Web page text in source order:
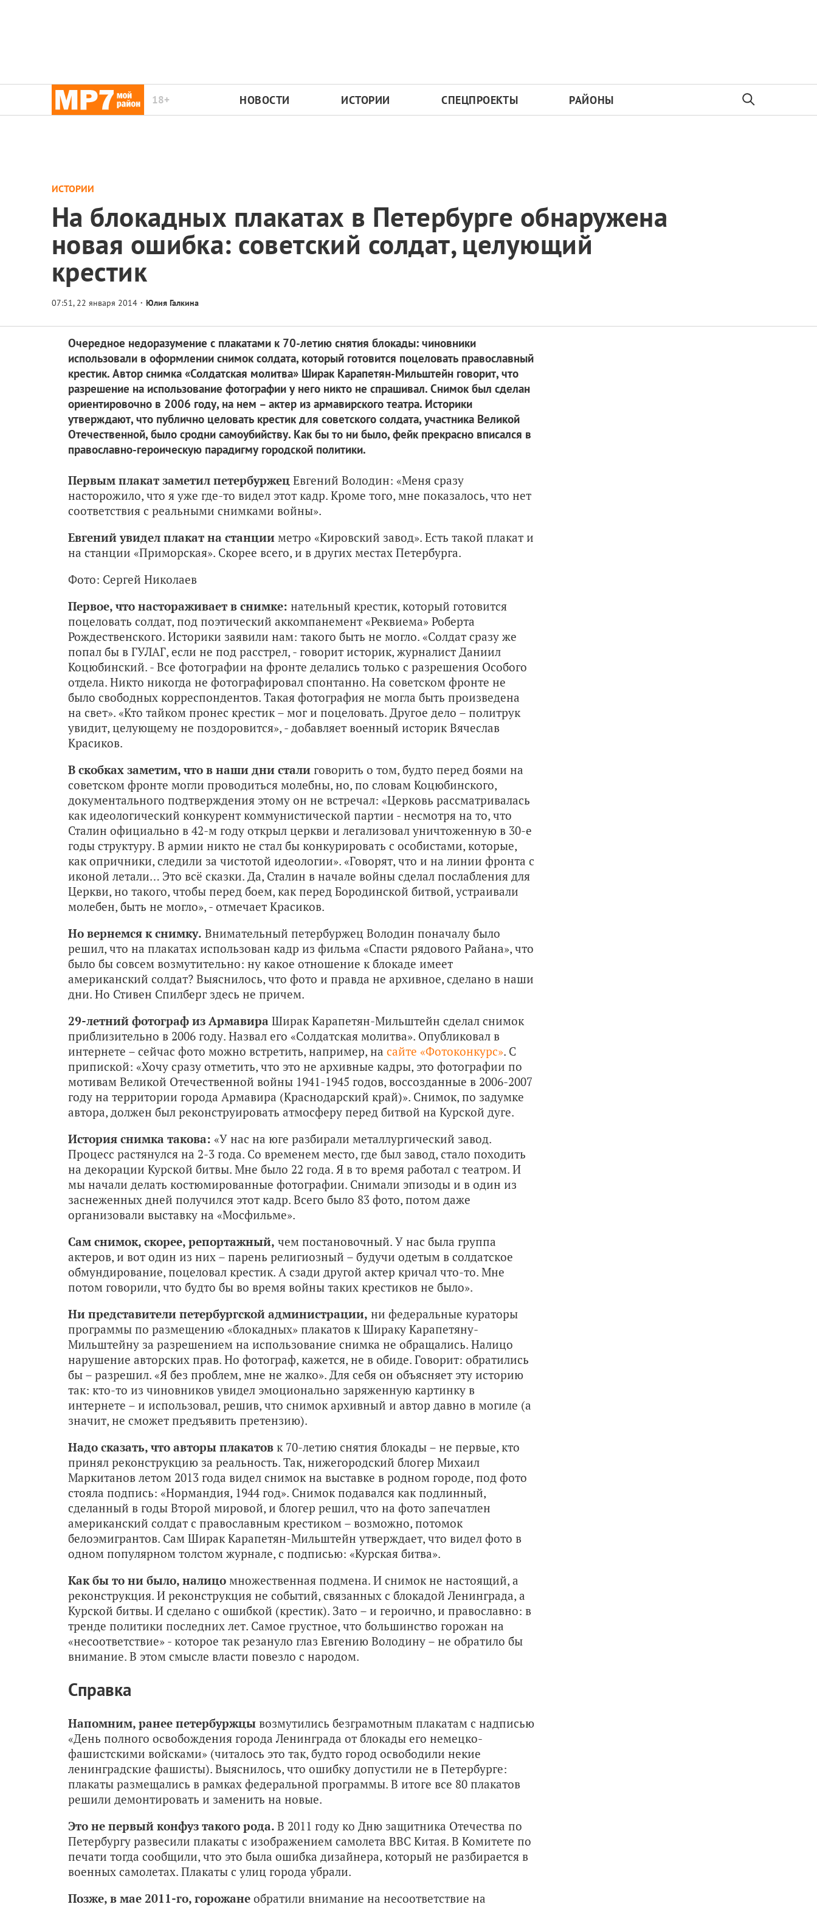
18+ НОВОСТИ ИСТОРИИ СПЕЦПРОЕКТЫ РАЙОНЫ
ИСТОРИИ
На блокадных плакатах в Петербурге обнаружена
новая ошибка: советский солдат, целующий
крестик
Юлия Галкина
Очередное недоразумение с плакатами к 70-летию снятия блокады: чиновники
использовали в оформлении снимок солдата, который готовится поцеловать православный
крестик. Автор снимка «Солдатская молитва» Ширак Карапетян-Мильштейн говорит, что
разрешение на использование фотографии у него никто не спрашивал. Снимок был сделан
ориентировочно в 2006 году, на нем – актер из армавирского театра. Историки
утверждают, что публично целовать крестик для советского солдата, участника Великой
Отечественной, было сродни самоубийству. Как бы то ни было, фейк прекрасно вписался в
православно-героическую парадигму городской политики.
Первым плакат заметил петербуржец Евгений Володин: «Меня сразу
насторожило, что я уже где-то видел этот кадр. Кроме того, мне показалось, что нет
соответствия с реальными снимками войны».
Евгений увидел плакат на станции метро «Кировский завод». Есть такой плакат и
на станции «Приморская». Скорее всего, и в других местах Петербурга.
Фото: Сергей Николаев
Первое, что настораживает в снимке: нательный крестик, который готовится
поцеловать солдат, под поэтический аккомпанемент «Реквиема» Роберта
Рождественского. Историки заявили нам: такого быть не могло. «Солдат сразу же
попал бы в ГУЛАГ, если не под расстрел, - говорит историк, журналист Даниил
Коцюбинский. - Все фотографии на фронте делались только с разрешения Особого
отдела. Никто никогда не фотографировал спонтанно. На советском фронте не
было свободных корреспондентов. Такая фотография не могла быть произведена
на свет». «Кто тайком пронес крестик – мог и поцеловать. Другое дело – политрук
увидит, целующему не поздоровится», - добавляет военный историк Вячеслав
Красиков.
В скобках заметим, что в наши дни стали говорить о том, будто перед боями на
советском фронте могли проводиться молебны, но, по словам Коцюбинского,
документального подтверждения этому он не встречал: «Церковь рассматривалась
как идеологический конкурент коммунистической партии - несмотря на то, что
Сталин официально в 42-м году открыл церкви и легализовал уничтоженную в 30-е
годы структуру. В армии никто не стал бы конкурировать с особистами, которые,
как опричники, следили за чистотой идеологии». «Говорят, что и на линии фронта с
иконой летали… Это всё сказки. Да, Сталин в начале войны сделал послабления для
Церкви, но такого, чтобы перед боем, как перед Бородинской битвой, устраивали
молебен, быть не могло», - отмечает Красиков.
Но вернемся к снимку. Внимательный петербуржец Володин поначалу было
решил, что на плакатах использован кадр из фильма «Спасти рядового Райана», что
было бы совсем возмутительно: ну какое отношение к блокаде имеет
американский солдат? Выяснилось, что фото и правда не архивное, сделано в наши
дни. Но Стивен Спилберг здесь не причем.
29-летний фотограф из Армавира Ширак Карапетян-Мильштейн сделал снимок
приблизительно в 2006 году. Назвал его «Солдатская молитва». Опубликовал в
интернете – сейчас фото можно встретить, например, на сайте «Фотоконкурс». С
припиской: «Хочу сразу отметить, что это не архивные кадры, это фотографии по
мотивам Великой Отечественной войны 1941-1945 годов, воссозданные в 2006-2007
году на территории города Армавира (Краснодарский край)». Снимок, по задумке
автора, должен был реконструировать атмосферу перед битвой на Курской дуге.
История снимка такова: «У нас на юге разбирали металлургический завод.
Процесс растянулся на 2-3 года. Со временем место, где был завод, стало походить
на декорации Курской битвы. Мне было 22 года. Я в то время работал с театром. И
мы начали делать костюмированные фотографии. Снимали эпизоды и в один из
заснеженных дней получился этот кадр. Всего было 83 фото, потом даже
организовали выставку на «Мосфильме».
Сам снимок, скорее, репортажный, чем постановочный. У нас была группа
актеров, и вот один из них – парень религиозный – будучи одетым в солдатское
обмундирование, поцеловал крестик. А сзади другой актер кричал что-то. Мне
потом говорили, что будто бы во время войны таких крестиков не было».
Ни представители петербургской администрации, ни федеральные кураторы
программы по размещению «блокадных» плакатов к Шираку Карапетяну-
Мильштейну за разрешением на использование снимка не обращались. Налицо
нарушение авторских прав. Но фотограф, кажется, не в обиде. Говорит: обратились
бы – разрешил. «Я без проблем, мне не жалко». Для себя он объясняет эту историю
так: кто-то из чиновников увидел эмоционально заряженную картинку в
интернете – и использовал, решив, что снимок архивный и автор давно в могиле (а
значит, не сможет предъявить претензию).
Надо сказать, что авторы плакатов к 70-летию снятия блокады – не первые, кто
принял реконструкцию за реальность. Так, нижегородский блогер Михаил
Маркитанов летом 2013 года видел снимок на выставке в родном городе, под фото
стояла подпись: «Нормандия, 1944 год». Снимок подавался как подлинный,
сделанный в годы Второй мировой, и блогер решил, что на фото запечатлен
американский солдат с православным крестиком – возможно, потомок
белоэмигрантов. Сам Ширак Карапетян-Мильштейн утверждает, что видел фото в
одном популярном толстом журнале, с подписью: «Курская битва».
Как бы то ни было, налицо множественная подмена. И снимок не настоящий, а
реконструкция. И реконструкция не событий, связанных с блокадой Ленинграда, а
Курской битвы. И сделано с ошибкой (крестик). Зато – и героично, и православно: в
тренде политики последних лет. Самое грустное, что большинство горожан на
«несоответствие» - которое так резануло глаз Евгению Володину – не обратило бы
внимание. В этом смысле власти повезло с народом.
Справка
Напомним, ранее петербуржцы возмутились безграмотным плакатам с надписью
«День полного освобождения города Ленинграда от блокады его немецко-
фашистскими войсками» (читалось это так, будто город освободили некие
ленинградские фашисты). Выяснилось, что ошибку допустили не в Петербурге:
плакаты размещались в рамках федеральной программы. В итоге все 80 плакатов
решили демонтировать и заменить на новые.
Это не первый конфуз такого рода. В 2011 году ко Дню защитника Отечества по
Петербургу развесили плакаты с изображением самолета ВВС Китая. В Комитете по
печати тогда сообщили, что это была ошибка дизайнера, который не разбирается в
военных самолетах. Плакаты с улиц города убрали.
Позже, в мае 2011-го, горожане обратили внимание на несоответствие на